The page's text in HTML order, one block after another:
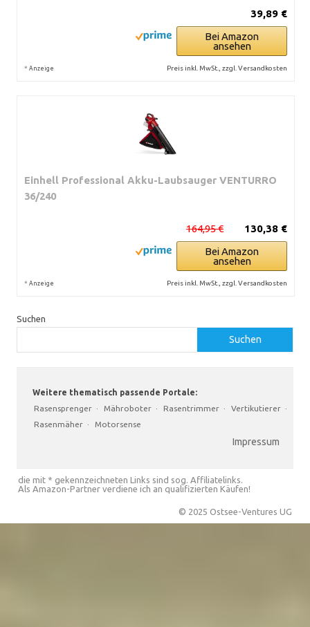
39,89 €
Bei Amazon
ansehen
* Anzeige Preis inkl. MwSt., zzgl. Versandkosten
Einhell Professional Akku-Laubsauger VENTURRO
36/240
130,38 €
164,95 €
Bei Amazon
ansehen
* Anzeige Preis inkl. MwSt., zzgl. Versandkosten
Suchen
Suchen
Weitere thematisch passende Portale:
Rasensprenger · Mähroboter · Rasentrimmer · Vertikutierer ·
Rasenmäher · Motorsense
Impressum
die mit * gekennzeichneten Links sind sog. Affiliatelinks.
Als Amazon-Partner verdiene ich an qualifizierten Käufen!
© 2025 Ostsee-Ventures UG